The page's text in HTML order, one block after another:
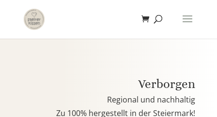
Verborgen
Regional und nachhaltig
Zu 100% hergestellt in der Steiermark!